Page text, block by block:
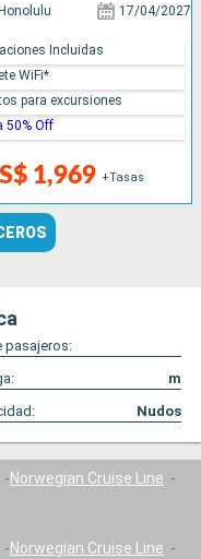
Honolulu 17/04/2027
1,969 +Tasas
Incluidas
WiFi*
para excursiones
50% Off
pasajeros:
m
Nudos
Norwegian Cruise Line
Norwegian Cruise Line